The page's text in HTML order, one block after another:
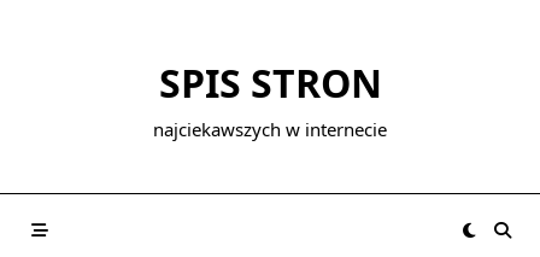
SPIS STRON
najciekawszych w internecie